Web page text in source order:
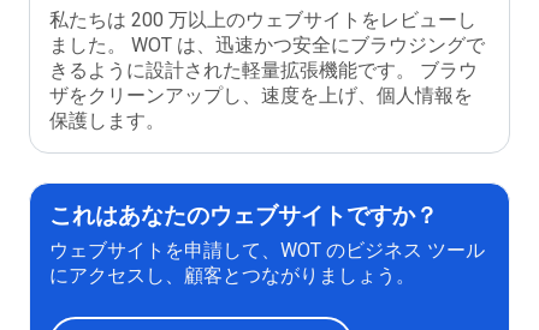
私たちは 200 万以上のウェブサイトをレビューし
ました。 WOT は、迅速かつ安全にブラウジングで
きるように設計された軽量拡張機能です。 ブラウ
ザをクリーンアップし、速度を上げ、個人情報を
保護します。
これはあなたのウェブサイトですか？
ウェブサイトを申請して、WOT のビジネス ツール
にアクセスし、顧客とつながりましょう。